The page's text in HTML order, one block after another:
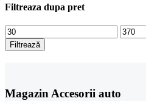
Filtreaza dupa pret
Preț
minim
Preț
maxim
Filtrează
Magazin Accesorii auto